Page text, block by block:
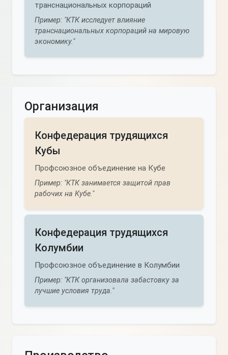
транснациональных корпораций
Пример: "КТК исследует влияние
транснациональных корпораций на мировую
экономику."
Организация
Конфедерация трудящихся
Кубы
Профсоюзное объединение на Кубе
Пример: "КТК занимается защитой прав
рабочих на Кубе."
Конфедерация трудящихся
Колумбии
Профсоюзное объединение в Колумбии
Пример: "КТК организовала забастовку за
лучшие условия труда."